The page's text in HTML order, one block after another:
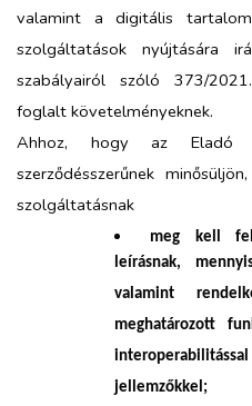
valamint a digitális
szolgáltatások nyújtására
szabályairól szóló 373/
foglalt követelményeknek.
Ahhoz, hogy az Eladó
szerződésszerűnek
szolgáltatásnak
meg kell
leírásnak,
valamint
meghatározott
jellemzőkkel;